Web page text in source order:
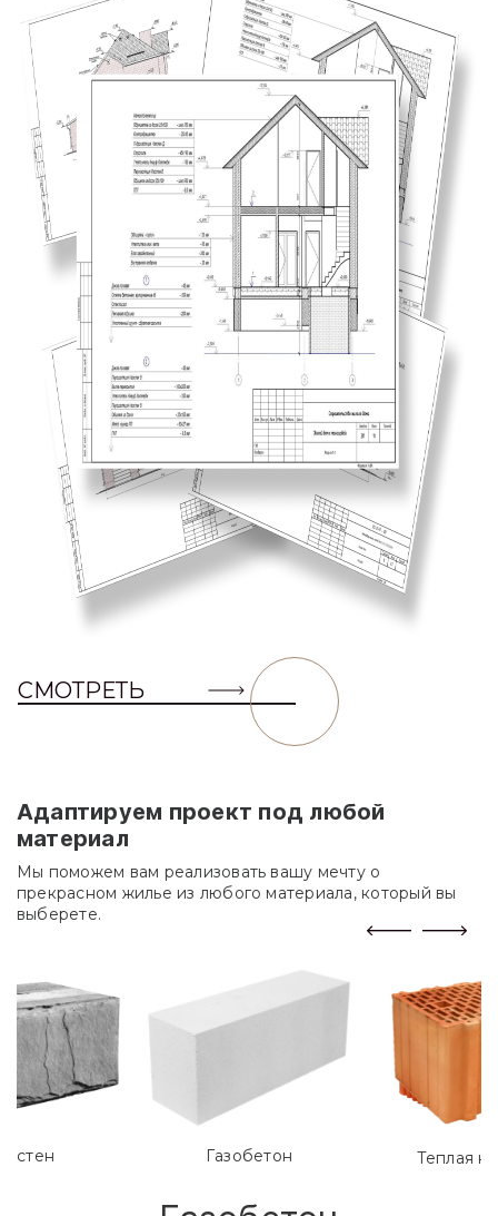
СМОТРЕТЬ
Адаптируем проект под любой
материал
Мы поможем вам реализовать вашу мечту о
прекрасном жилье из любого материала, который вы
выберете.
Газобетон Теплая